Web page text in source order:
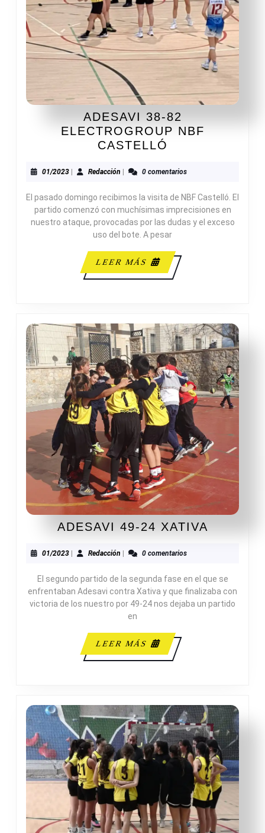
ADESAVI 38-82
ELECTROGROUP NBF
CASTELLÓ
82
NBF
CASTELLÓ
01/202301/2023RedacciónRedacción0 comentarios
El pasado domingo recibimos la visita de NBF Castelló. El
partido comenzó con muchísimas imprecisiones en
nuestro ataque, provocadas por las dudas y el exceso
uso del bote. A pesar
LEER MÁS
LEER
MÁS
ADESAVI 49-24 XATIVA
01/202301/2023
| RedacciónRedacción
| 0 comentarios
El segundo partido de la segunda fase en el que se
enfrentaban Adesavi contra Xativa y que finalizaba con
victoria de los nuestro por 49-24 nos dejaba un partido
en
LEER MÁS
LEER
MÁS